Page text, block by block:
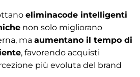
eliminacode intelligenti
non solo migliorano
ma aumentano il tempo di
, favorendo acquisti
più evoluta del brand